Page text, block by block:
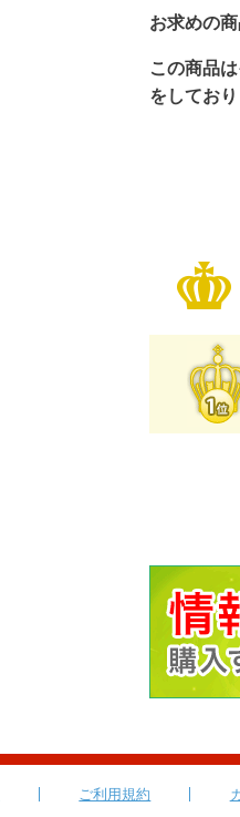
お求めの
この商品
をしており
ご利用規約